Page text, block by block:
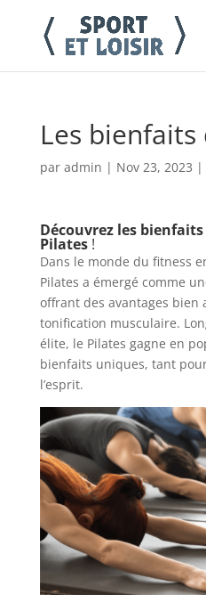
Les
par admin | Nov 23, 2023 |
Découvrez les
Pilates !
Dans le monde du fitness
Pilates a émergé comme
offrant des avantages bien
tonification musculaire.
élite, le Pilates gagne en
bienfaits uniques, tant
l’esprit.